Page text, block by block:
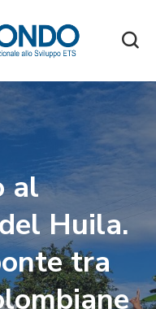
al
Huila.
tra